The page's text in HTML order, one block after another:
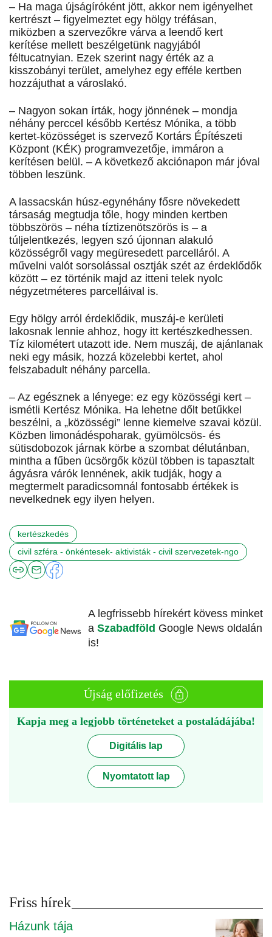
– Ha maga újságíróként jött, akkor nem igényelhet
kertrészt – figyelmeztet egy hölgy tréfásan,
miközben a szervezőkre várva a leendő kert
kerítése mellett beszélgetünk nagyjából
féltucatnyian. Ezek szerint nagy érték az a
kisszobányi terület, amelyhez egy efféle kertben
hozzájuthat a városlakó.
– Nagyon sokan írták, hogy jönnének – mondja
néhány perccel később Kertész Mónika, a több
kertet-közösséget is szervező Kortárs Építészeti
Központ (KÉK) programvezetője, immáron a
kerítésen belül. – A következő akciónapon már jóval
többen leszünk.
A lassacskán húsz-egynéhány fősre növekedett
társaság megtudja tőle, hogy minden kertben
többszörös – néha tíztizenötszörös is – a
túljelentkezés, legyen szó újonnan alakuló
közösségről vagy megüresedett parcelláról. A
művelni valót sorsolással osztják szét az érdeklődők
között – ez történik majd az itteni telek nyolc
négyzetméteres parcelláival is.
Egy hölgy arról érdeklődik, muszáj-e kerületi
lakosnak lennie ahhoz, hogy itt kertészkedhessen.
Tíz kilométert utazott ide. Nem muszáj, de ajánlanak
neki egy másik, hozzá közelebbi kertet, ahol
felszabadult néhány parcella.
– Az egésznek a lényege: ez egy közösségi kert –
ismétli Kertész Mónika. Ha lehetne dőlt betűkkel
beszélni, a „közösségi” lenne kiemelve szavai közül.
Közben limonádéspoharak, gyümölcsös- és
sütisdobozok járnak körbe a szombat délutánban,
mintha a fűben ücsörgők közül többen is tapasztalt
ágyásra várók lennének, akik tudják, hogy a
megtermelt paradicsomnál fontosabb értékek is
nevelkednek egy ilyen helyen.
kertészkedés
civil szféra - önkéntesek- aktivisták - civil szervezetek-ngo
A legfrissebb hírekért kövess minket
a Szabadföld Google News oldalán
is!
Újság előfizetés
Kapja meg a legjobb történeteket a postaládájába!
Digitális lap
Nyomtatott lap
Friss hírek
Házunk tája